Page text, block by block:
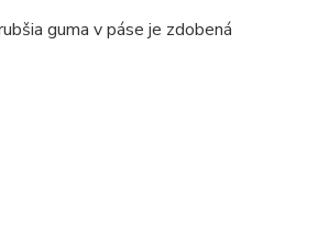
guma v páse je zdobená